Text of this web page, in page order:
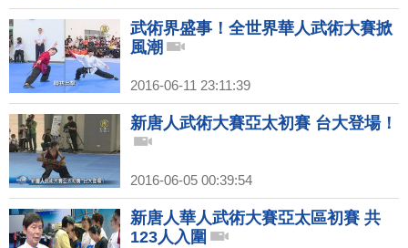
武術界盛事！全世界華人武術大賽掀
風潮
2016-06-11 23:11:39
新唐人武術大賽亞太初賽 台大登場！
2016-06-05 00:39:54
新唐人華人武術大賽亞太區初賽 共
123人入圍